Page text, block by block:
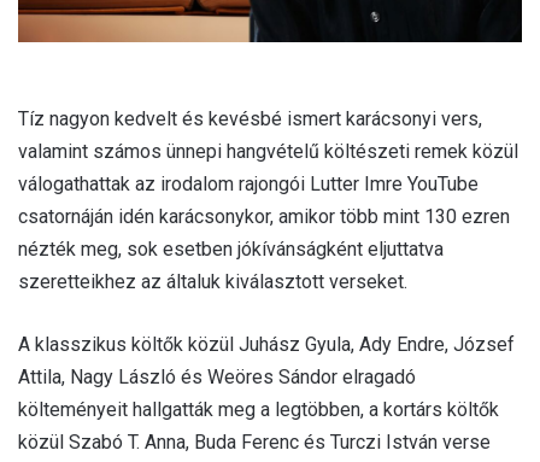
Tíz nagyon kedvelt és kevésbé ismert karácsonyi vers,
valamint számos ünnepi hangvételű költészeti remek közül
válogathattak az irodalom rajongói Lutter Imre YouTube
csatornáján idén karácsonykor, amikor több mint 130 ezren
nézték meg, sok esetben jókívánságként eljuttatva
szeretteikhez az általuk kiválasztott verseket.
A klasszikus költők közül Juhász Gyula, Ady Endre, József
Attila, Nagy László és Weöres Sándor elragadó
költeményeit hallgatták meg a legtöbben, a kortárs költők
közül Szabó T. Anna, Buda Ferenc és Turczi István verse